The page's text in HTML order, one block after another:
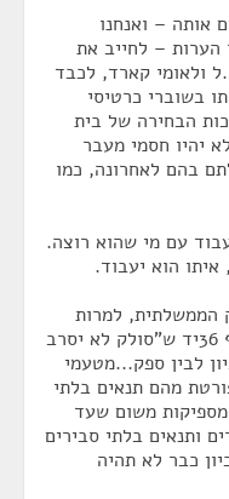
אותה – ואנחנו
הערות – לחייב את
ולאומי קארד, לכבד
בשוברי כרטיסי
הבחירה של בית
יהיו חסמי מעבר
בהם לאחרונה, כמו
עם מי שהוא רוצה.
הוא יעבוד.
הממשלתית, למרות
שהיא בכיוון הנכון. היא קובעת בסעיף 36יד ש"סולק לא יסרב
לבין ספק...מטעמי
מהם תנאים בלתי
משום שעד
ותנאים בלתי סבירים
כבר לא תהיה